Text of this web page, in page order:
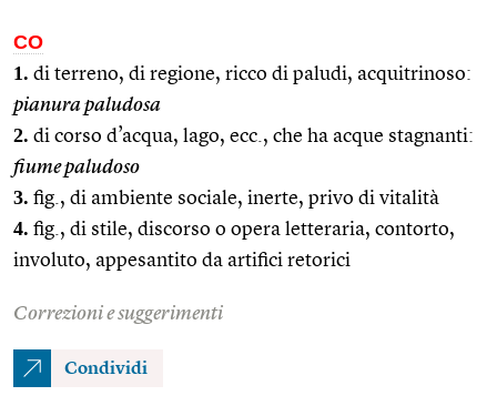
CO
1. di terreno, di regione, ricco di paludi, acquitrinoso:
pianura paludosa
2. di corso d’acqua, lago, ecc., che ha acque stagnanti:
fiume paludoso
3. fig., di ambiente sociale, inerte, privo di vitalità
4. fig., di stile, discorso o opera letteraria, contorto,
involuto, appesantito da artifici retorici
Correzioni e suggerimenti
Condividi